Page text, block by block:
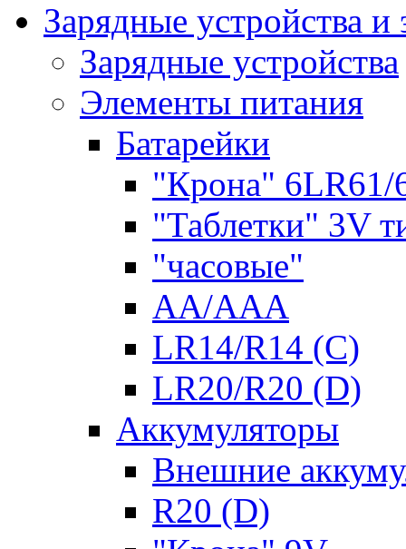
Зарядные устройства
Зарядные устройства
Элементы питания
Батарейки
"Крона" 6LR61/
"Таблетки" 3V
"часовые"
AA/AAA
LR14/R14 (C)
LR20/R20 (D)
Аккумуляторы
Внешние
R20 (D)